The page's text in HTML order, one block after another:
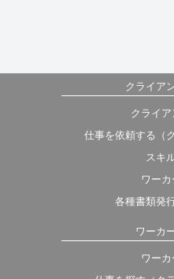
クライア
クライ
仕事を依頼する（
スキ
ワー
各種書類発
ワーカ
ワー